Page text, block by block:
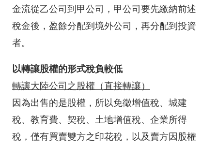
金流從乙公司到甲公司，甲公司要先繳納前述
稅金後，盈餘分配到境外公司，再分配到投資
者。
以轉讓股權的形式稅負較低
轉讓大陸公司之股權（直接轉讓）
因為出售的是股權，所以免徵增值稅、城建
稅、教育費、契稅、土地增值稅、企業所得
稅，僅有買賣雙方之印花稅，以及賣方因股權